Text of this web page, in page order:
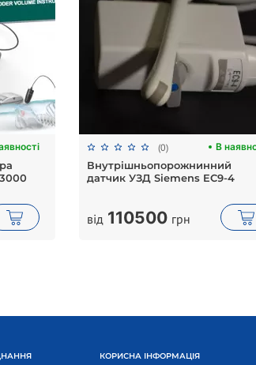
(0) В
Внутрішньопорожнинний
датчик УЗД Siemens EC9-4
від 110500 грн
КОРИСНА ІНФОРМАЦІЯ